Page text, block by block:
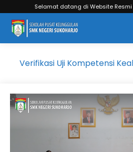
Selamat datang di Website Resmi SMK
Verifikasi Uji Kompetensi